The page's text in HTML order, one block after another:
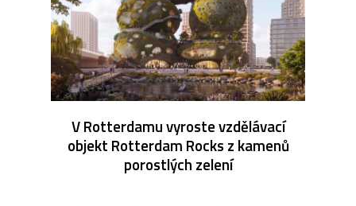
V Rotterdamu vyroste vzdělávací
objekt Rotterdam Rocks z kamenů
porostlých zelení